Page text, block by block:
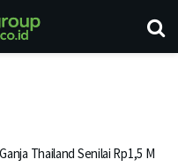
Thailand Senilai Rp1,5 M